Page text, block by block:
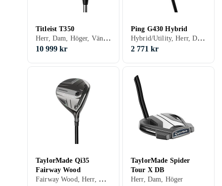
Titleist T350
Herr, Dam, Höger, Vänster, Stålskaft, Grafitskaft
10 999 kr
Ping G430 Hybrid
Hybrid/Utility, Herr, Dam, Höger, Vänster
2 771 kr
TaylorMade Qi35
Fairway Wood
Fairway Wood, Herr, Dam, Höger, Vänster, Grafitskaft
TaylorMade Spider
Tour X DB
Herr, Dam, Höger